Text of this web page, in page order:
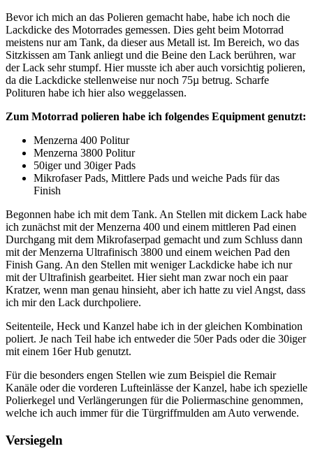
Bevor ich mich an das Polieren gemacht habe, habe ich noch die
Lackdicke des Motorrades gemessen. Dies geht beim Motorrad
meistens nur am Tank, da dieser aus Metall ist. Im Bereich, wo das
Sitzkissen am Tank anliegt und die Beine den Lack berühren, war
der Lack sehr stumpf. Hier musste ich aber auch vorsichtig polieren,
da die Lackdicke stellenweise nur noch 75µ betrug. Scharfe
Polituren habe ich hier also weggelassen.
Zum Motorrad polieren habe ich folgendes Equipment genutzt:
Menzerna 400 Politur
Menzerna 3800 Politur
50iger und 30iger Pads
Mikrofaser Pads, Mittlere Pads und weiche Pads für das
Finish
Begonnen habe ich mit dem Tank. An Stellen mit dickem Lack habe
ich zunächst mit der Menzerna 400 und einem mittleren Pad einen
Durchgang mit dem Mikrofaserpad gemacht und zum Schluss dann
mit der Menzerna Ultrafinisch 3800 und einem weichen Pad den
Finish Gang. An den Stellen mit weniger Lackdicke habe ich nur
mit der Ultrafinish gearbeitet. Hier sieht man zwar noch ein paar
Kratzer, wenn man genau hinsieht, aber ich hatte zu viel Angst, dass
ich mir den Lack durchpoliere.
Seitenteile, Heck und Kanzel habe ich in der gleichen Kombination
poliert. Je nach Teil habe ich entweder die 50er Pads oder die 30iger
mit einem 16er Hub genutzt.
Für die besonders engen Stellen wie zum Beispiel die Remair
Kanäle oder die vorderen Lufteinlässe der Kanzel, habe ich spezielle
Polierkegel und Verlängerungen für die Poliermaschine genommen,
welche ich auch immer für die Türgriffmulden am Auto verwende.
Versiegeln